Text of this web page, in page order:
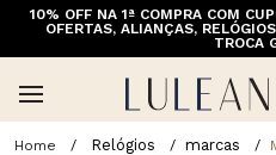
10% OFF NA 1ª COMPRA COM
OFERTAS, ALIANÇAS,
TROCA
Relógios marcas